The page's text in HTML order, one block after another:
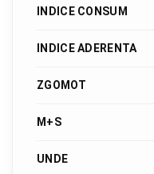
INDICE CONSUM
INDICE ADERENTA
ZGOMOT
M+S
UNDE